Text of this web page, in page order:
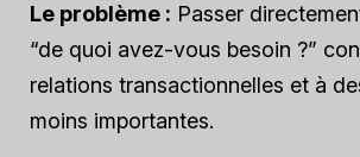
Le problème : Passer
“de quoi avez-vous besoin ?”
relations transactionnelles et à
moins importantes.